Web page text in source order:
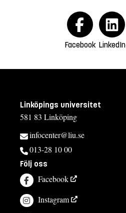
Facebook LinkedIn
Linköpings universitet
581 83 Linköping
infocenter@liu.se
013-28 10 00
Följ oss
Facebook
Instagram